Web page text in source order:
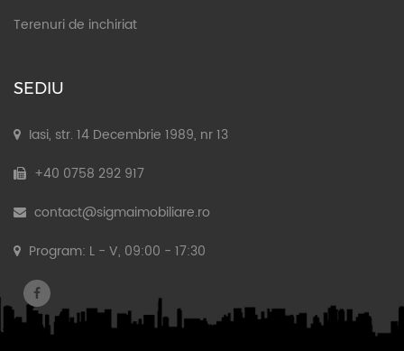
Terenuri de inchiriat
SEDIU
Iasi, str. 14 Decembrie 1989, nr 13
+40 0758 292 917
contact@sigmaimobiliare.ro
Program: L - V, 09:00 - 17:30